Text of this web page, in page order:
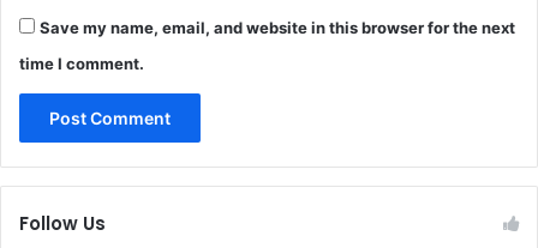
Save my name, email, and website in this browser for the next
time I comment.
Follow Us